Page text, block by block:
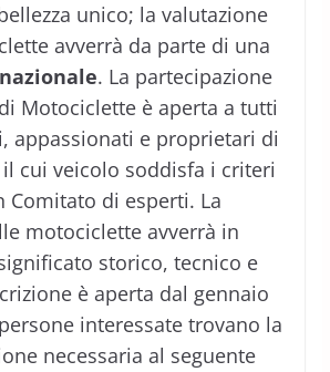
unico; la valutazione
avverrà da parte di una
. La partecipazione
Motociclette è aperta a tutti
appassionati e proprietari di
cui veicolo soddisfa i criteri
Comitato di esperti. La
motociclette avverrà in
storico, tecnico e
è aperta dal gennaio
interessate trovano la
necessaria al seguente